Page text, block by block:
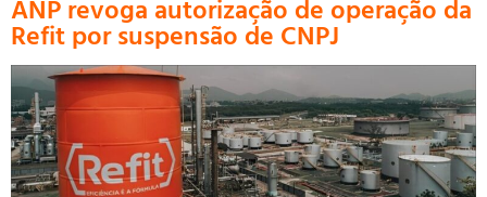
ANP revoga autorização de operação da
Refit por suspensão de CNPJ